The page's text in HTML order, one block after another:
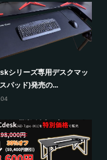
シリーズ専用デスクマッ
パッド)発売の...